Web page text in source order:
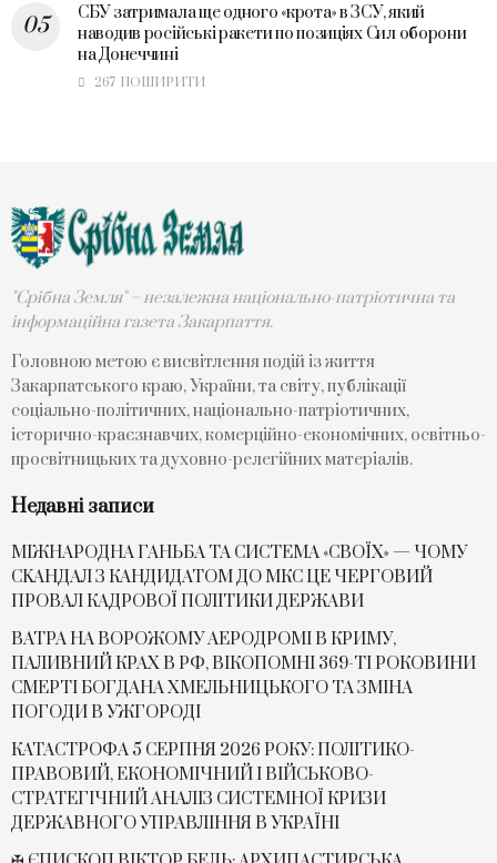
СБУ затримала ще одного «крота» в ЗСУ, який
наводив російські ракети по позиціях Сил оборони
на Донеччині
267 ПОШИРИТИ
"Срібна Земля" – незалежна національно-патріотична та
інформаційна газета Закарпаття.
Головною метою є висвітлення подій із життя
Закарпатського краю, України, та світу, публікації
соціально-політичних, національно-патріотичних,
історично-краєзнавчих, комерційно-економічних, освітньо-
просвітницьких та духовно-релегійних матеріалів.
Недавні записи
МІЖНАРОДНА ГАНЬБА ТА СИСТЕМА «СВОЇХ» — ЧОМУ
СKАНДАЛ З КАНДИДАТОМ ДО МКС ЦЕ ЧЕРГОВИЙ
ПРОВАЛ КАДРОВОЇ ПОЛІТИКИ ДЕРЖАВИ
ВАТРА НА ВОРОЖОМУ АЕРОДРОМІ В КРИМУ,
ПАЛИВНИЙ КРАХ В РФ, ВІКОПОМНІ 369-ТІ РОКОВИНИ
СМЕРТІ БОГДАНА ХМЕЛЬНИЦЬКОГО ТА ЗМІНА
ПОГОДИ В УЖГОРОДІ
КАТАСТРОФА 5 СЕРПНЯ 2026 РОКУ: ПОЛІТИКО-
ПРАВОВИЙ, ЕКОНОМІЧНИЙ І ВІЙСЬКОВО-
СТРАТЕГІЧНИЙ АНАЛІЗ СИСТЕМНОЇ КРИЗИ
ДЕРЖАВНОГО УПРАВЛІННЯ В УКРАЇНІ